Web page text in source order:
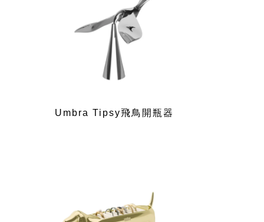
Umbra Tipsy飛鳥開瓶器